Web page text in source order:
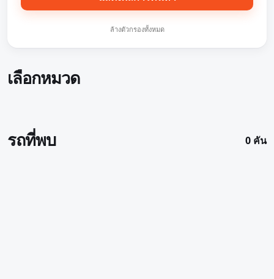
ล้างตัวกรองทั้งหมด
เลือกหมวด
รถที่พบ 0 คัน